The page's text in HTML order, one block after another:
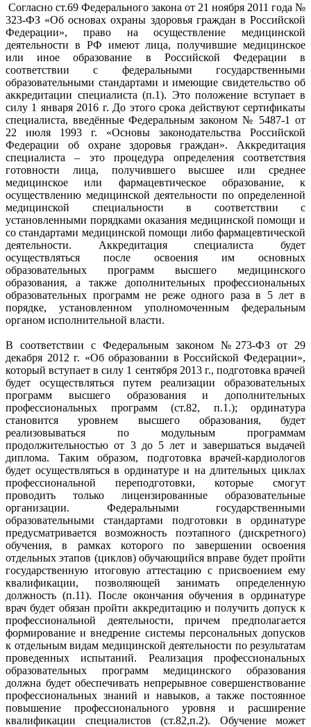
Согласно ст.69 Федерального закона от 21 ноября 2011 года №
323-ФЗ «Об основах охраны здоровья граждан в Российской
Федерации», право на осуществление медицинской
деятельности в РФ имеют лица, получившие медицинское
или иное образование в Российской Федерации в
соответствии с федеральными государственными
образовательными стандартами и имеющие свидетельство об
аккредитации специалиста (п.1). Это положение вступает в
силу 1 января 2016 г. До этого срока действуют сертификаты
специалиста, введённые Федеральным законом № 5487-1 от
22 июля 1993 г. «Основы законодательства Российской
Федерации об охране здоровья граждан». Аккредитация
специалиста – это процедура определения соответствия
готовности лица, получившего высшее или среднее
медицинское или фармацевтическое образование, к
осуществлению медицинской деятельности по определенной
медицинской специальности в соответствии с
установленными порядками оказания медицинской помощи и
со стандартами медицинской помощи либо фармацевтической
деятельности. Аккредитация специалиста будет
осуществляться после освоения им основных
образовательных программ высшего медицинского
образования, а также дополнительных профессиональных
образовательных программ не реже одного раза в 5 лет в
порядке, установленном уполномоченным федеральным
органом исполнительной власти.
В соответствии с Федеральным законом №273-ФЗ от 29
декабря 2012 г. «Об образовании в Российской Федерации»,
который вступает в силу 1 сентября 2013 г., подготовка врачей
будет осуществляться путем реализации образовательных
программ высшего образования и дополнительных
профессиональных программ (ст.82, п.1.); ординатура
становится уровнем высшего образования, будет
реализовываться по модульным программам
продолжительностью от 3 до 5 лет и завершаться выдачей
диплома. Таким образом, подготовка врачей-кардиологов
будет осуществляться в ординатуре и на длительных циклах
профессиональной переподготовки, которые смогут
проводить только лицензированные образовательные
организации. Федеральными государственными
образовательными стандартами подготовки в ординатуре
предусматривается возможность поэтапного (дискретного)
обучения, в рамках которого по завершении освоения
отдельных этапов (циклов) обучающийся вправе будет пройти
государственную итоговую аттестацию с присвоением ему
квалификации, позволяющей занимать определенную
должность (п.11). После окончания обучения в ординатуре
врач будет обязан пройти аккредитацию и получить допуск к
профессиональной деятельности, причем предполагается
формирование и внедрение системы персональных допусков
к отдельным видам медицинской деятельности по результатам
проведенных испытаний. Реализация профессиональных
образовательных программ медицинского образования
должна будет обеспечивать непрерывное совершенствование
профессиональных знаний и навыков, а также постоянное
повышение профессионального уровня и расширение
квалификации специалистов (ст.82,п.2). Обучение может